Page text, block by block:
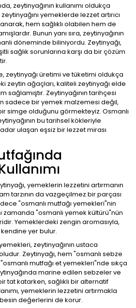
zeytinyağının kullanımı oldukça
zeytinyağını yemeklerde lezzet artırıcı
hem sağlıklı olabilen hem de
Bunun yanı sıra, zeytinyağının
döneminde biliniyordu. Zeytinyağı,
sağlık sorunlarına karşı da bir çözüm
zeytinyağı üretimi ve tüketimi oldukça
zeytin ağaçları, kaliteli zeytinyağı elde
sağlamıştır. Zeytinyağının tarihçesi
sadece bir yemek malzemesi değil,
simge olduğunu görmekteyiz. Osmanlı
bu tarihsel kökleriyle
ulaşan eşsiz bir lezzet mirası
yemeklerin lezzetini artırmanın
tarzının da vazgeçilmez bir parçası
"osmanlı mutfağı yemekleri"nin
zamanda "osmanlı yemek kültürü"nün
Yemeklerdeki zengin aromasıyla,
yer bulur.
zeytinyağının ustaca
Zeytinyağı, hem "osmanlı sebze
mutfağı et yemekleri"nde sıkça
marine edilen sebzeler ve
tat katarken, sağlıklı bir alternatif
yemeklerin lezzetini artırmakla
değerlerini de korur.